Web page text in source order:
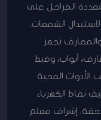
المراحل على
الشمعات.
نجهز
أبواب، وضبط
الأدوات الصحية
نقاط الكهرباء
إشراف معلم